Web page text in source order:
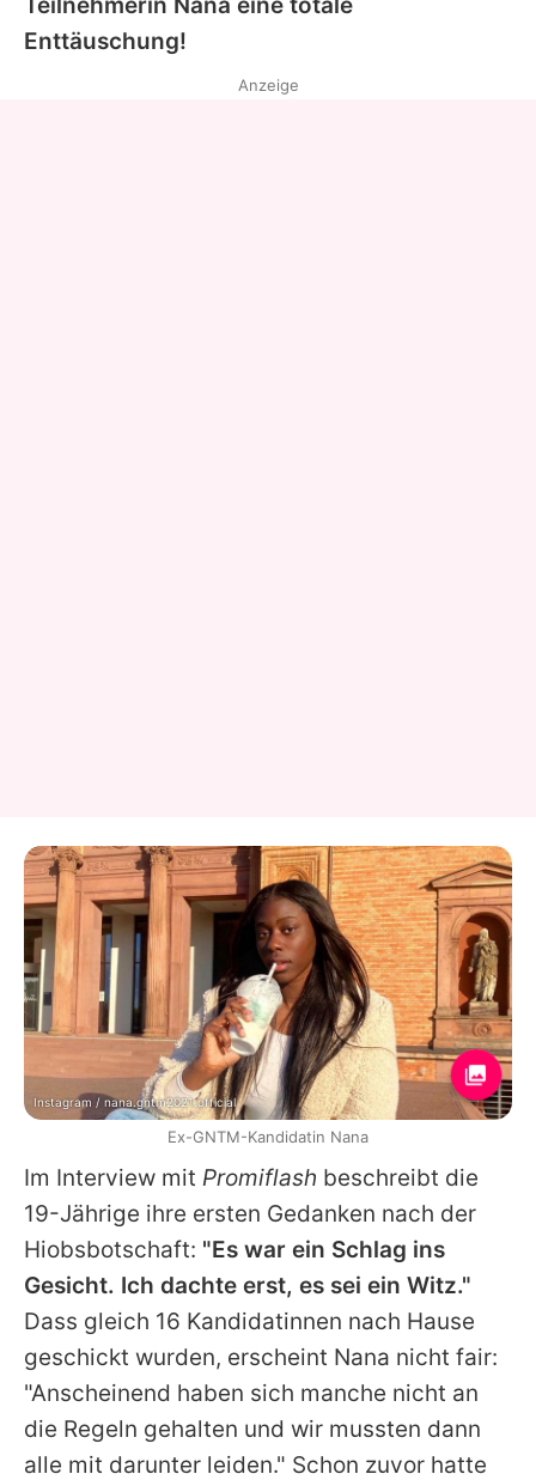
Enttäuschung!
Im Interview mit Promiflash beschreibt die
19-Jährige ihre ersten Gedanken nach der
Hiobsbotschaft: "Es war ein Schlag ins
Gesicht. Ich dachte erst, es sei ein Witz."
Dass gleich 16 Kandidatinnen nach Hause
geschickt wurden, erscheint Nana nicht fair:
"Anscheinend haben sich manche nicht an
die Regeln gehalten und wir mussten dann
alle mit darunter leiden." Schon zuvor hatte
Anzeige
Instagram / nana.gntm2021.official
Ex-GNTM-Kandidatin Nana